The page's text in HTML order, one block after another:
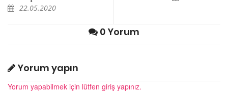
22.05.2020
0 Yorum
Yorum yapın
Yorum yapabilmek için lütfen giriş yapınız.